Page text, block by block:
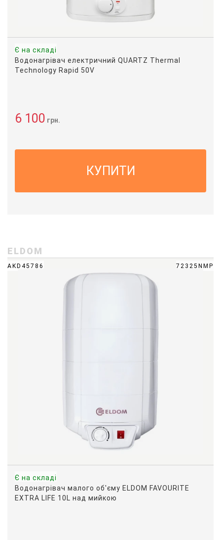
Є на складі
Водонагрівач електричний QUARTZ Thermal
Technology Rapid 50V
6 100 грн.
КУПИТИ
ELDOM
AKD45786 72325NMP
Є на складі
Водонагрівач малого об'єму ELDOM FAVOURITE
EXTRA LIFE 10L над мийкою